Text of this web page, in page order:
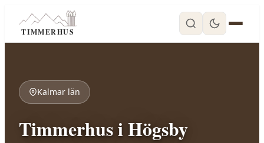
TIMMERHUS
Kalmar län
Timmerhus iHögsby